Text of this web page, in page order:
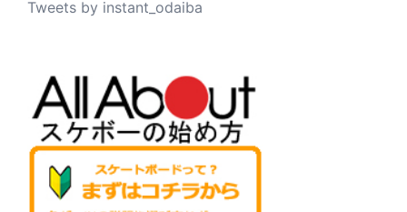
Tweets by instant_odaiba